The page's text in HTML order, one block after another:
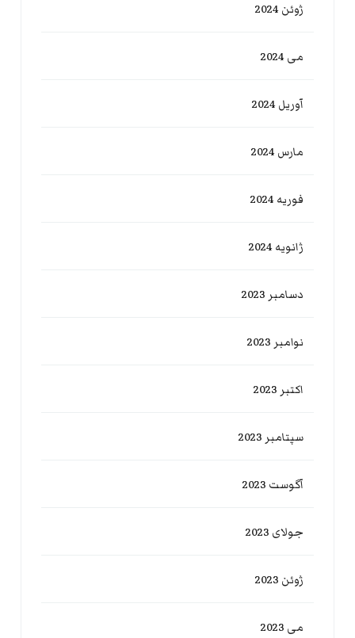
ژوئن 2024
می 2024
آوریل 2024
مارس 2024
فوریه 2024
ژانویه 2024
دسامبر 2023
نوامبر 2023
اکتبر 2023
سپتامبر 2023
آگوست 2023
جولای 2023
ژوئن 2023
می 2023